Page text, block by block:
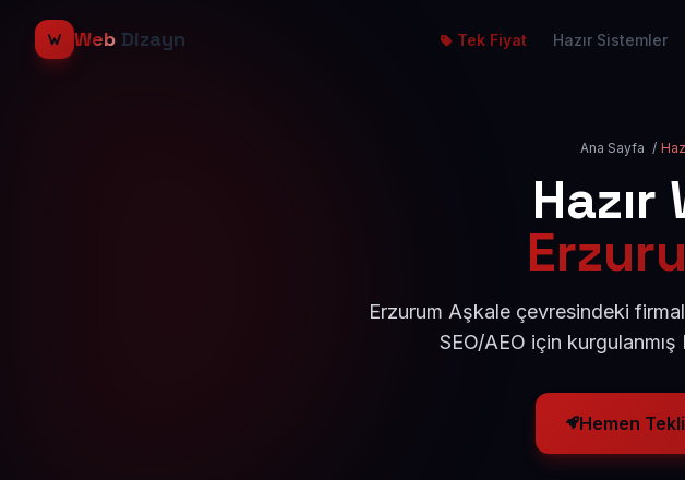
Web Dizayn Tek Fiyat Hazır Sistemler
Ana Sayfa /
Erzurum Aşkale çevresindeki
SEO/AEO için kurgulanmış
Hemen